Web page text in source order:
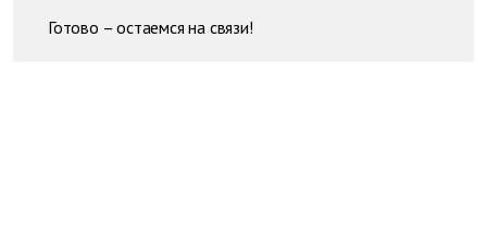
Готово – остаемся на связи!